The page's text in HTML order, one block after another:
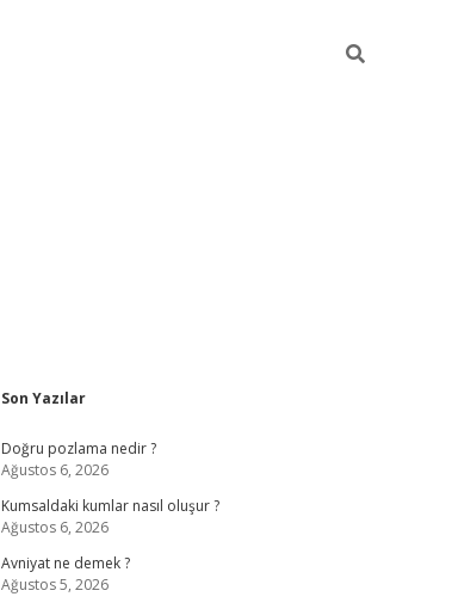
Sidebar
Son Yazılar
Doğru pozlama nedir ?
Ağustos 6, 2026
Kumsaldaki kumlar nasıl oluşur ?
Ağustos 6, 2026
Avniyat ne demek ?
Ağustos 5, 2026